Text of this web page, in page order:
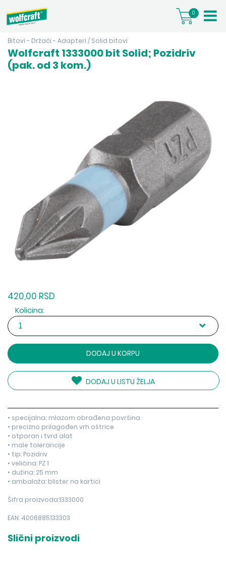
0
Bitovi - Držači - Adapteri / Solid bitovi
Wolfcraft 1333000 bit Solid; Pozidriv
(pak. od 3 kom.)
420,00 RSD
Kolicina:
DODAJ U KORPU
DODAJ U LISTU ŽELJA
• specijalna; mlazom obrađena površina
• precizno prilagođen vrh oštrice
• otporan i tvrd alat
• male tolerancije
• tip: Pozidriv
• veličina: PZ 1
• dužina: 25 mm
• ambalaža: blister na kartici
Šifra proizvoda:1333000
EAN: 4006885133303
Slični proizvodi